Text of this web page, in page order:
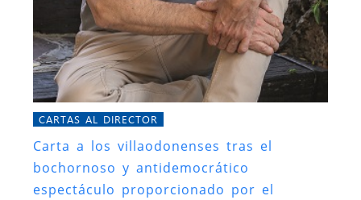
CARTAS AL DIRECTOR
Carta a los villaodonenses tras el
bochornoso y antidemocrático
espectáculo proporcionado por el